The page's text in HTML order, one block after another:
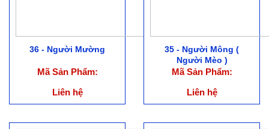
36 - Người Mường
Mã Sản Phẩm:
Liên hệ
35 - Người Mông (
Người Mèo )
Mã Sản Phẩm:
Liên hệ